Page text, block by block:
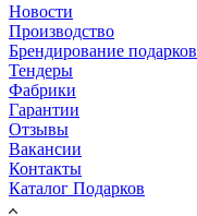
Новости
Производство
Брендирование подарков
Тендеры
Фабрики
Гарантии
Отзывы
Вакансии
Контакты
Каталог Подарков